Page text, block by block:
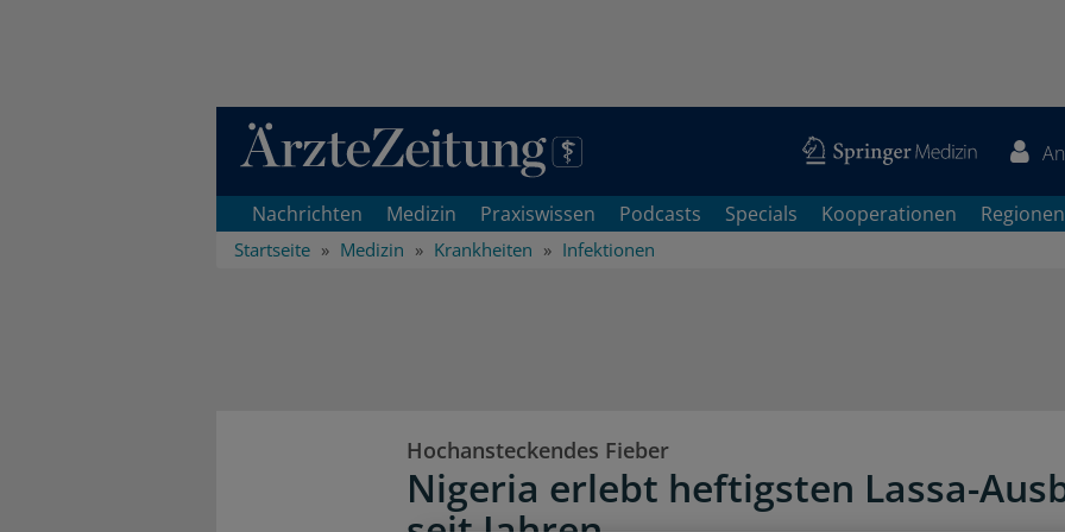
Direkt zum Inhaltsbereich
Nachrichten Medizin Praxiswissen Podcasts Specials Kooperationen Regionen
Startseite Medizin Krankheiten Infektionen
Hochansteckendes Fieber
Nigeria erlebt heftigsten Lassa-